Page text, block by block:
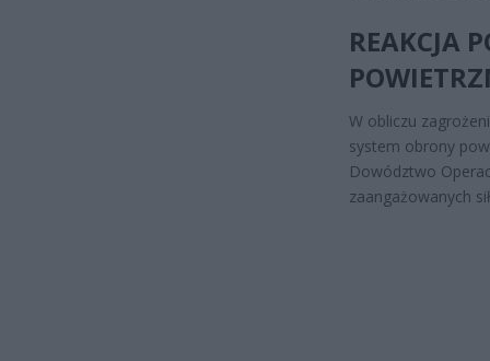
REAKCJA
W obliczu
system obrony
Dowództwo
zaangażowanych